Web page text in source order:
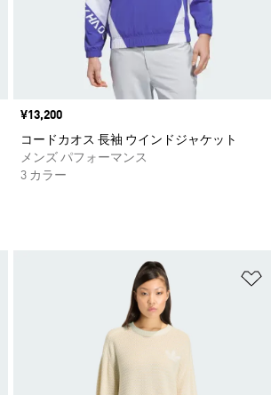
価格
¥13,200
コードカオス 長袖 ウインドジャケット
メンズ パフォーマンス
3 カラー
ほしいものリストに追加